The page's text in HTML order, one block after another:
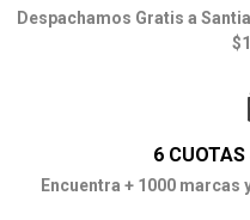
Despachamos Gratis a
6 CUOTAS
Encuentra + 1000